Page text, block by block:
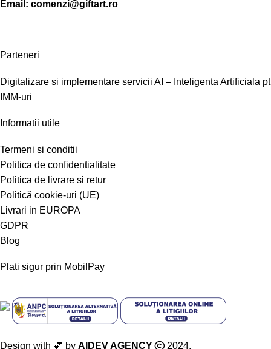
Email: comenzi@giftart.ro
Parteneri
Digitalizare si implementare servicii AI – Inteligenta Artificiala pt
IMM-uri
Informatii utile
Termeni si conditii
Politica de confidentialitate
Politica de livrare si retur
Politică cookie-uri (UE)
Livrari in EUROPA
GDPR
Blog
Plati sigur prin MobilPay
Design with 💕 by AIDEV AGENCY 2024.